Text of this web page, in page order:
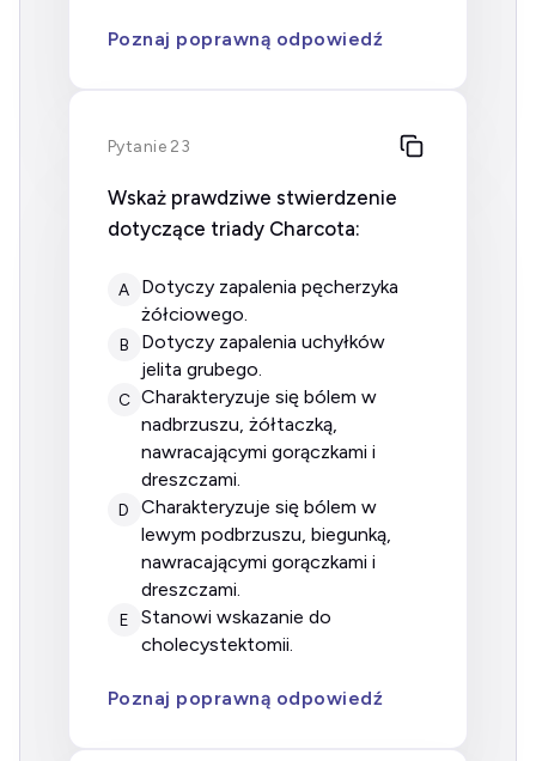
Poznaj poprawną odpowiedź
Pytanie 23
Wskaż prawdziwe stwierdzenie
dotyczące triady Charcota:
A
dotyczy zapalenia pęcherzyka
żółciowego.
B
dotyczy zapalenia uchyłków
jelita grubego.
C charakteryzuje się bólem w
nadbrzuszu, żółtaczką,
nawracającymi gorączkami i
dreszczami.
D
charakteryzuje się bólem w
lewym podbrzuszu, biegunką,
nawracającymi gorączkami i
dreszczami.
E
stanowi wskazanie do
cholecystektomii.
Poznaj poprawną odpowiedź